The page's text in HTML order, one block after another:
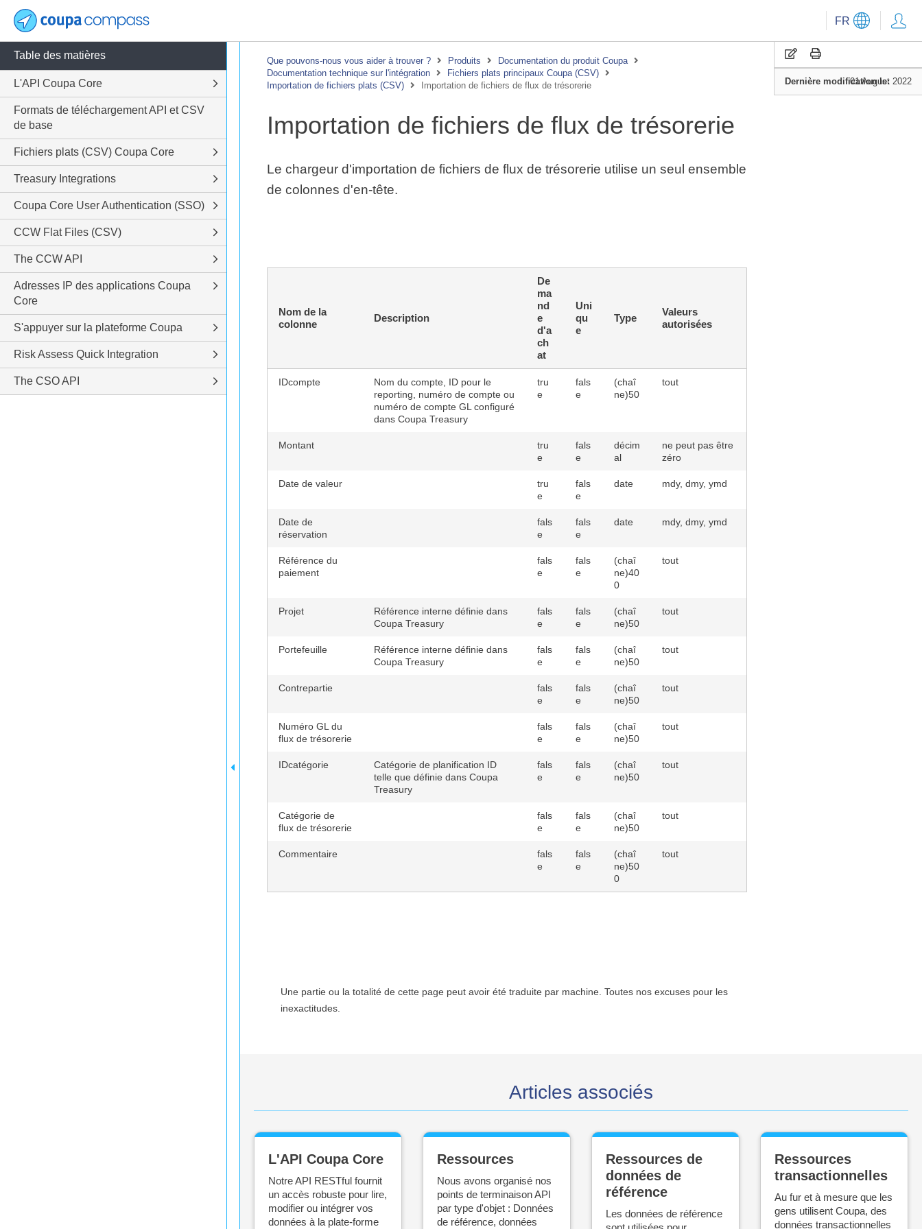
FR
Dernière modification le:
01 August 2022
Que pouvons-nous vous aider à trouver ? Produits
Documentation du produit Coupa
Documentation technique sur l'intégration
Fichiers plats principaux Coupa (CSV)
Importation de fichiers plats (CSV)
Importation de fichiers de flux de trésorerie
Importation de fichiers de flux de trésorerie
Le chargeur d'importation de fichiers de flux de trésorerie utilise un seul ensemble
de colonnes d'en-tête.
Nom de la
colonne
Description
De
ma
nd
e
d'a
ch
at
Uni
qu
e
Type
Valeurs
autorisées
IDcompte
Nom du compte, ID pour le
reporting, numéro de compte ou
numéro de compte GL configuré
dans Coupa Treasury
tru
e
fals
e
(chaî
ne)50
tout
Montant
tru
e
fals
e
décim
al
ne peut pas être
zéro
Date de valeur
tru
e
fals
e
date mdy, dmy, ymd
Date de
réservation
fals
e
fals
e
date mdy, dmy, ymd
Référence du
paiement
fals
e
fals
e
(chaî
ne)40
0
tout
Projet
Référence interne définie dans
Coupa Treasury
fals
e
fals
e
(chaî
ne)50
tout
Portefeuille
Référence interne définie dans
Coupa Treasury
fals
e
fals
e
(chaî
ne)50
tout
Contrepartie
fals
e
fals
e
(chaî
ne)50
tout
Numéro GL du
flux de trésorerie
fals
e
fals
e
(chaî
ne)50
tout
IDcatégorie
Catégorie de planification ID
telle que définie dans Coupa
Treasury
fals
e
fals
e
(chaî
ne)50
tout
Catégorie de
flux de trésorerie
fals
e
fals
e
(chaî
ne)50
tout
Commentaire
fals
e
fals
e
(chaî
ne)50
0
tout
Une partie ou la totalité de cette page peut avoir été traduite par machine. Toutes nos excuses pour les
inexactitudes.
Articles associés
L'API Coupa Core
Notre API RESTful fournit
un accès robuste pour lire,
modifier ou intégrer vos
données à la plate-forme
Ressources
Nous avons organisé nos
points de terminaison API
par type d'objet : Données
de référence, données
Ressources de
données de
référence
Les données de référence
Ressources
transactionnelles
Au fur et à mesure que les
gens utilisent Coupa, des
données transactionnelles
Table des matières
L'API Coupa Core
Formats de téléchargement API et CSV
de base
Fichiers plats (CSV) Coupa Core
Treasury Integrations
Coupa Core User Authentication (SSO)
CCW Flat Files (CSV)
The CCW API
Adresses IP des applications Coupa
Core
S'appuyer sur la plateforme Coupa
Risk Assess Quick Integration
The CSO API